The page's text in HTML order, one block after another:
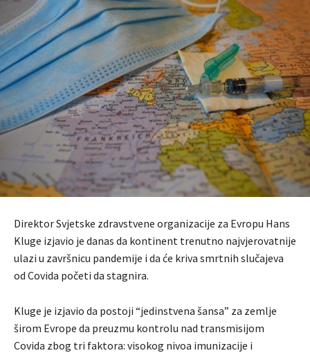
Direktor Svjetske zdravstvene organizacije za Evropu Hans
Kluge izjavio je danas da kontinent trenutno najvjerovatnije
ulazi u završnicu pandemije i da će kriva smrtnih slučajeva
od Covida početi da stagnira.
Kluge je izjavio da postoji “jedinstvena šansa” za zemlje
širom Evrope da preuzmu kontrolu nad transmisijom
Covida zbog tri faktora: visokog nivoa imunizacije i